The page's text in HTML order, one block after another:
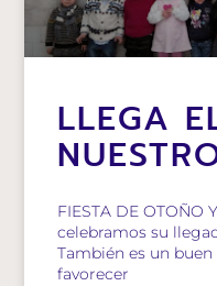
LLEGA
FIESTA DE OTOÑO
celebramos su
También es un
favorecer